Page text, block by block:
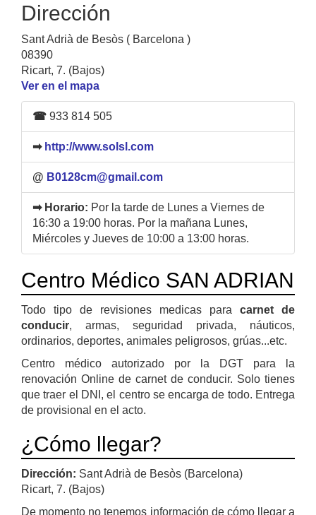
Dirección
Sant Adrià de Besòs ( Barcelona )
08390
Ricart, 7. (Bajos)
Ver en el mapa
☎ 933 814 505
➡ http://www.solsl.com
@ B0128cm@gmail.com
➡ Horario: Por la tarde de Lunes a Viernes de
16:30 a 19:00 horas. Por la mañana Lunes,
Miércoles y Jueves de 10:00 a 13:00 horas.
Centro Médico SAN ADRIAN
Todo tipo de revisiones medicas para carnet de
conducir, armas, seguridad privada, náuticos,
ordinarios, deportes, animales peligrosos, grúas...etc.
Centro médico autorizado por la DGT para la
renovación Online de carnet de conducir. Solo tienes
que traer el DNI, el centro se encarga de todo. Entrega
de provisional en el acto.
¿Cómo llegar?
Dirección: Sant Adrià de Besòs (Barcelona)
Ricart, 7. (Bajos)
De momento no tenemos información de cómo llegar a